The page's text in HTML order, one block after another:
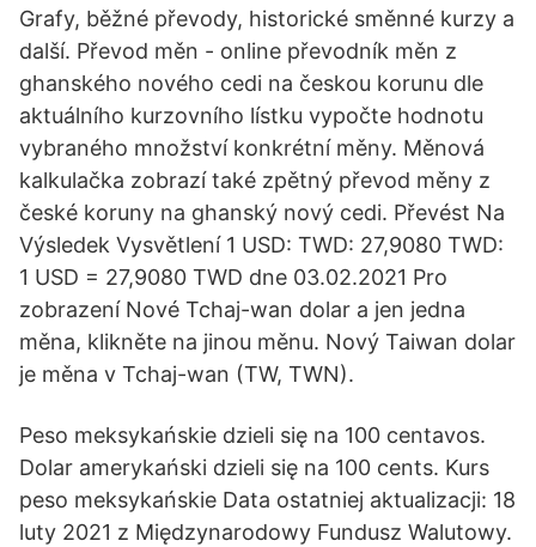
Grafy, běžné převody, historické směnné kurzy a
další. Převod měn - online převodník měn z
ghanského nového cedi na českou korunu dle
aktuálního kurzovního lístku vypočte hodnotu
vybraného množství konkrétní měny. Měnová
kalkulačka zobrazí také zpětný převod měny z
české koruny na ghanský nový cedi. Převést Na
Výsledek Vysvětlení 1 USD: TWD: 27,9080 TWD:
1 USD = 27,9080 TWD dne 03.02.2021 Pro
zobrazení Nové Tchaj-wan dolar a jen jedna
měna, klikněte na jinou měnu. Nový Taiwan dolar
je měna v Tchaj-wan (TW, TWN).
Peso meksykańskie dzieli się na 100 centavos.
Dolar amerykański dzieli się na 100 cents. Kurs
peso meksykańskie Data ostatniej aktualizacji: 18
luty 2021 z Międzynarodowy Fundusz Walutowy.